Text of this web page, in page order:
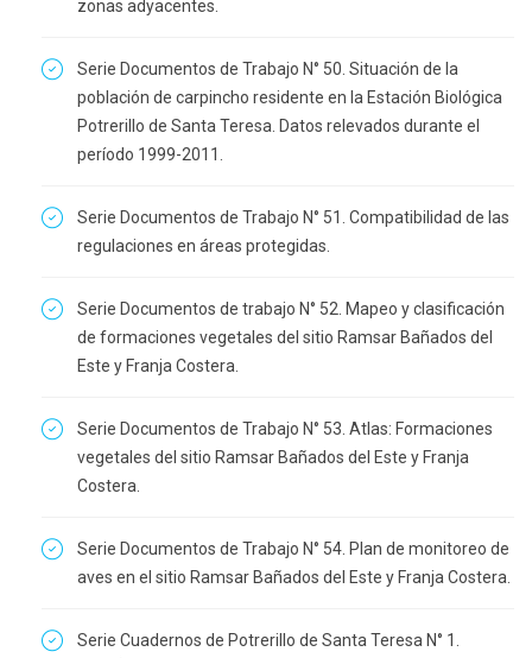
zonas adyacentes.
Serie Documentos de Trabajo N° 50. Situación de la
población de carpincho residente en la Estación Biológica
Potrerillo de Santa Teresa. Datos relevados durante el
período 1999-2011.
Serie Documentos de Trabajo N° 51. Compatibilidad de las
regulaciones en áreas protegidas.
Serie Documentos de trabajo N° 52. Mapeo y clasificación
de formaciones vegetales del sitio Ramsar Bañados del
Este y Franja Costera.
Serie Documentos de Trabajo N° 53. Atlas: Formaciones
vegetales del sitio Ramsar Bañados del Este y Franja
Costera.
Serie Documentos de Trabajo N° 54. Plan de monitoreo de
aves en el sitio Ramsar Bañados del Este y Franja Costera.
Serie Cuadernos de Potrerillo de Santa Teresa N° 1.